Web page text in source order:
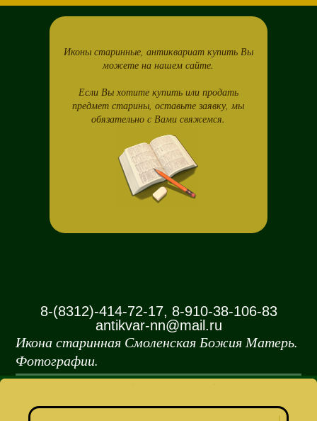
Иконы старинные, антиквариат купить Вы
можете на нашем сайте.
Если Вы хотите купить или продать
предмет старины, оставьте заявку, мы
обязательно с Вами свяжемся.
8-(8312)-414-72-17, 8-910-38-106-83
antikvar-nn@mail.ru
Икона старинная Смоленская Божия Матерь.
Фотографии.